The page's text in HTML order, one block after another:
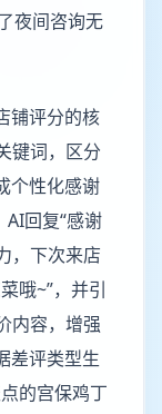
夜间咨询无
铺评分的核
键词，区分
个性化感谢
AI回复“感谢
，下次来店
哦~”，并引
内容，增强
差评类型生
的宫保鸡丁